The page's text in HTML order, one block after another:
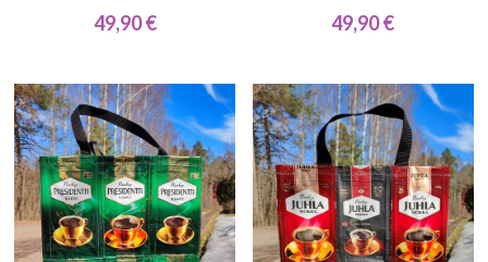
49,90 €
49,90 €